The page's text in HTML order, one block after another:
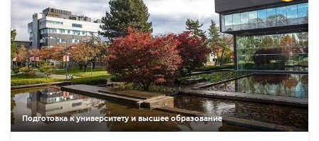
Подготовка к университету и высшее образование
Описание
Курсы
Языки
Направления
Langara College – один из лучших колледжей в
Ванкувере и Британской Колумбии, с отличной
репутацией и крупнейшей среди колледжей
программ перевода (трансфера) в топовые
университеты Канады, включая UBC, SFU,